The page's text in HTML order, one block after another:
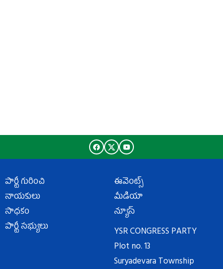
పార్టీ గురించి
నాయకులు
సాధకం
పార్టీ సభ్యులు
ఈవెంట్స్
మీడియా
న్యూస్
YSR CONGRESS PARTY
Plot no. 13
Suryadevara Township